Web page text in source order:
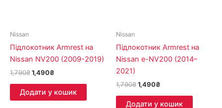
Nissan
Підлокотник Armrest на
Nissan NV200 (2009-2019)
1,790₴1,490₴
Додати у кошик
Nissan
Підлокотник Armrest на
Nissan e-NV200 (2014–
2021)
1,790₴1,490₴
Додати у кошик